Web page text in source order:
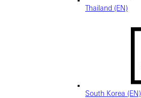
Thailand (EN)
South Korea (EN)